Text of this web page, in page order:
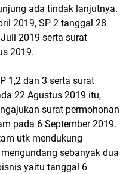
ada tindak lanjutnya.
2019, SP 2 tanggal 28
2019 serta surat
2019.
1,2 dan 3 serta surat
22 Agustus 2019 itu,
surat permohonan
pada 6 September 2019.
utk mendukung
sebanyak dua
yaitu tanggal 6